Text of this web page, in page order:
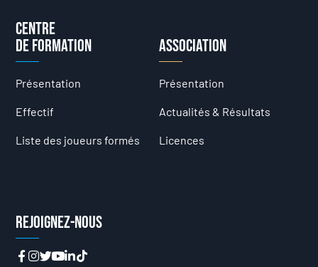
Centre
de formation
Présentation
Effectif
Liste des joueurs formés
Association
Présentation
Actualités & Résultats
Licences
Rejoignez-nous